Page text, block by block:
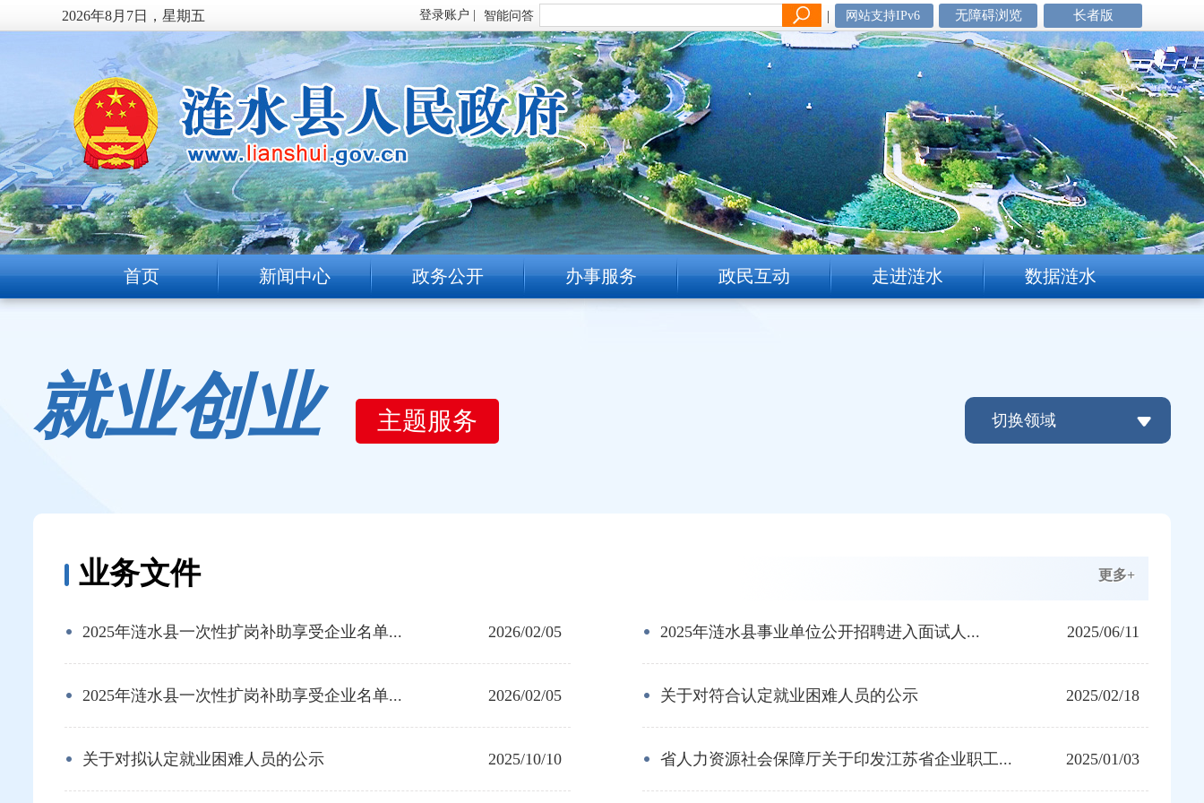
2026年8月7日，星期五 智能问答 | 网站支持IPv6 无障碍浏览 长者版
首页 新闻中心 政务公开 办事服务 政民互动 走进涟水 数据涟水
就业创业 主题服务 切换领域
业务文件 更多+
2026/02/05
2025年涟水县一次性扩岗补助享受企业名单...
2026/02/05
2025年涟水县一次性扩岗补助享受企业名单...
2025/10/10
关于对拟认定就业困难人员的公示
2025/06/11
2025年涟水县事业单位公开招聘进入面试人...
2025/02/18
关于对符合认定就业困难人员的公示
2025/01/03
省人力资源社会保障厅关于印发江苏省企业职工...